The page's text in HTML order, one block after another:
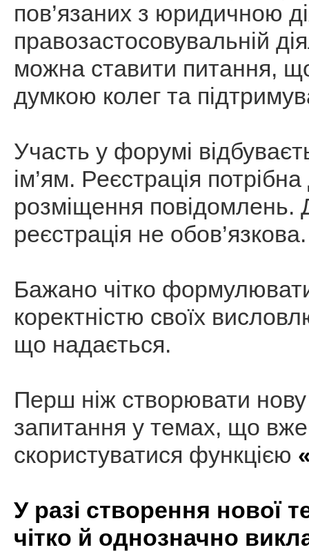
пов’язаних з юридичною
правозастосовувальній
можна ставити питання,
думкою колег та
Участь у форумі
ім’ям. Реєстрація
розміщення повідомлень.
реєстрація не обов’язкова.
Бажано чітко
коректністю своїх
що надається.
Перш ніж створювати
запитання у темах, що
скористуватися функцією
У разі створення нової
чітко й однозначно